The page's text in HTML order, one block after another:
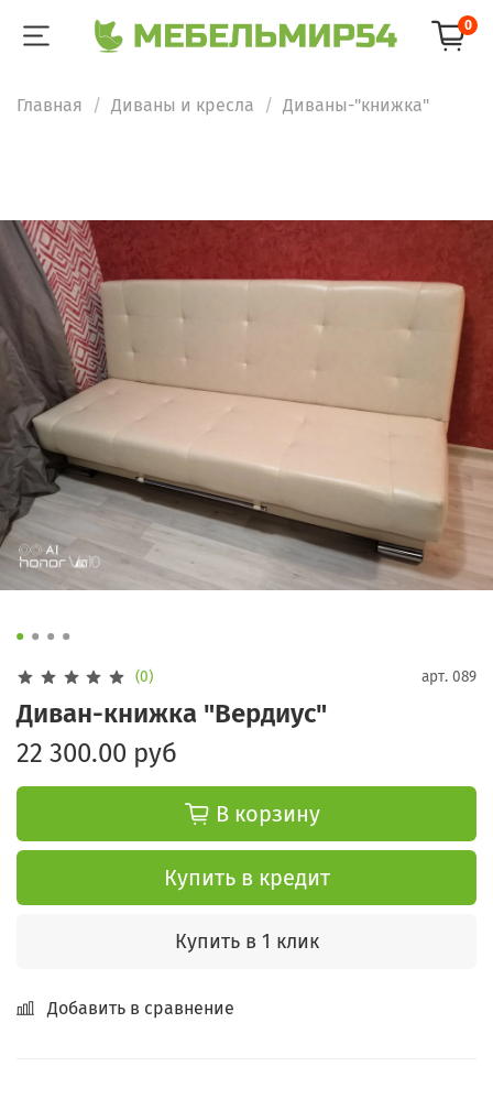
0
Главная Диваны и кресла Диваны-"книжка"
(0) арт. 089
Диван-книжка "Вердиус"
22 300.00 руб
В корзину
Купить в кредит
Купить в 1 клик
Добавить в сравнение